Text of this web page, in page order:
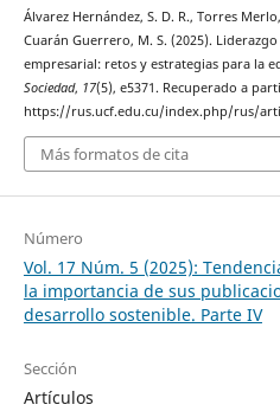
Álvarez Hernández, S. D. R., Torres
Cuarán Guerrero, M. S. (2025).
empresarial: retos y estrategias para la
Sociedad, 17(5), e5371. Recuperado a
https://rus.ucf.edu.cu/index.php/rus/
Más formatos de cita
Número
Vol. 17 Núm. 5 (2025):
la importancia de sus
desarrollo sostenible. Parte IV
Sección
Artículos